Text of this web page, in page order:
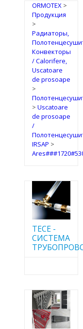
ORMOTEX>
Продукция
>
Радиаторы,
Конвекторы
/ Calorifere,
Uscatoare
de prosoape
>
> Uscatoare
de prosoape
/
IRSAP >
TECE -
CИСТЕМА